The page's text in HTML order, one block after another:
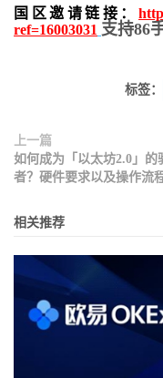
国区邀请链接：
ref=16003031 支持86
标签：
上一篇
如何成为「以太坊2.0」的
者？硬件要求以及操作流
相关推荐